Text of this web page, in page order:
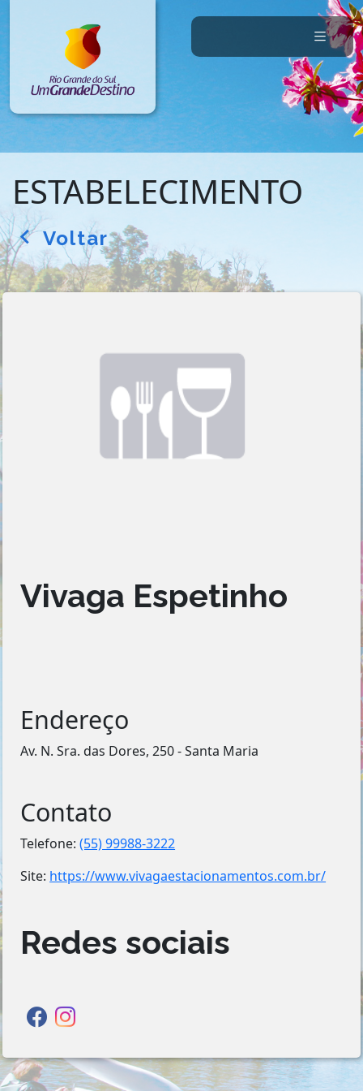
ESTABELECIMENTO
arrow_back_ios Voltar
Vivaga Espetinho
Endereço
Av. N. Sra. das Dores, 250 - Santa Maria
Contato
Telefone:(55) 99988-3222
Site: https://www.vivagaestacionamentos.com.br/
Redes sociais